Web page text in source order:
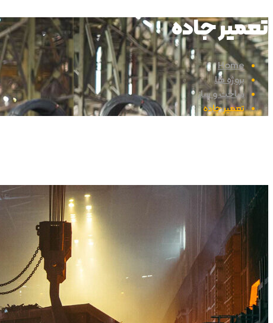
تعمیر جاده
Home
پروژه ها
ساخت و ساز
تعمیر جاده